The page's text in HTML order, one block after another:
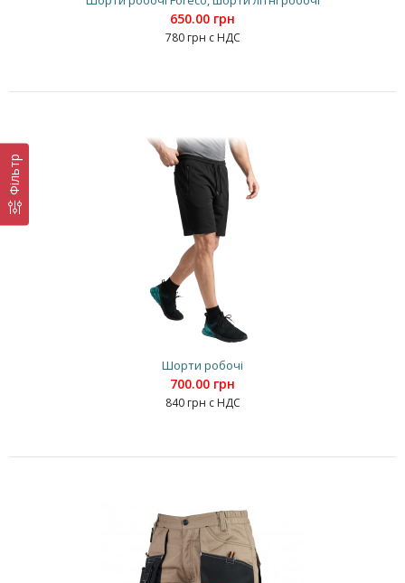
Фільтр
650.00 грн
780 грн с НДС
Шорти робочі
700.00 грн
840 грн с НДС